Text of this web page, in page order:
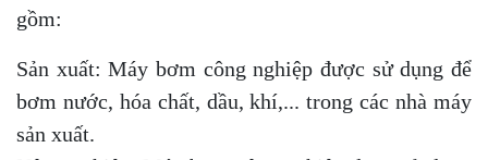
gồm:
Sản xuất: Máy bơm công nghiệp được sử dụng để
bơm nước, hóa chất, dầu, khí,... trong các nhà máy
sản xuất.